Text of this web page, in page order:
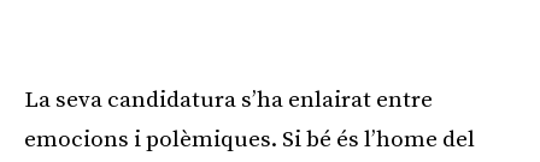
La seva candidatura s’ha enlairat entre
emocions i polèmiques. Si bé és l’home del